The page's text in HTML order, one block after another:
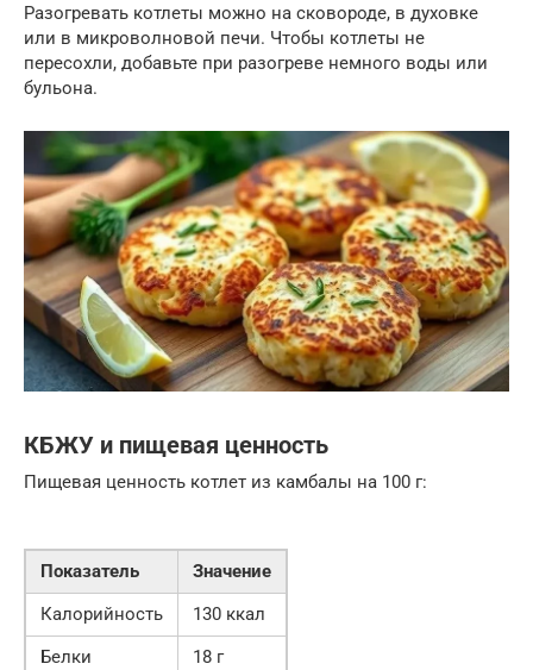
Разогревать котлеты можно на сковороде, в духовке
или в микроволновой печи. Чтобы котлеты не
пересохли, добавьте при разогреве немного воды или
бульона.
КБЖУ и пищевая ценность
Пищевая ценность котлет из камбалы на 100 г:
Показатель
Значение
Калорийность
130 ккал
Белки
18 г